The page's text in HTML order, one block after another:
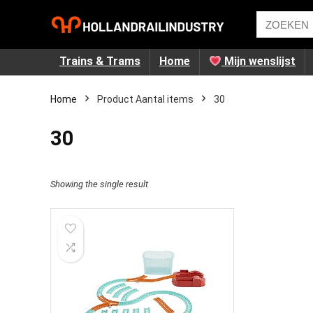
Trains & Trams Home Mijn wenslijst
Home Product Aantal items ‎30
‎30
Showing the single result